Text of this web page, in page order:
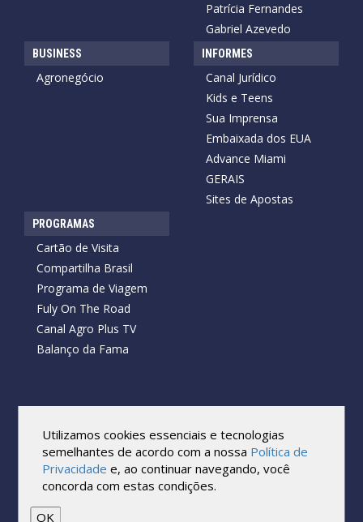
Patrícia Fernandes
Gabriel Azevedo
BUSINESS
Agronegócio
INFORMES
Canal Jurídico
Kids e Teens
Sua Imprensa
Embaixada dos EUA
Advance Miami
GERAIS
Sites de Apostas
PROGRAMAS
Cartão de Visita
Compartilha Brasil
Programa de Viagem
Fuly On The Road
Canal Agro Plus TV
Balanço da Fama
Todos os direitos reservados.
Reprodução no todo ou em parte sob qualquer forma ou meio,
sem expressa autorização por escrito do Cartão de Visita, é
proibida.
As marcas e imagens utilizadas no projeto são os direitos autorais
Utilizamos cookies essenciais e tecnologias
semelhantes de acordo com a nossa Política de
Privacidade e, ao continuar navegando, você
concorda com estas condições.
OK